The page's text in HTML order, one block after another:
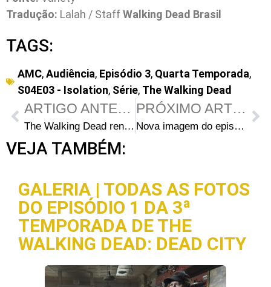
Tradução: Lalah / StaffWalking Dead Brasil
TAGS:
AMC,Audiência, Episódio 3, Quarta Temporada,
S04E03 - Isolation, Série, The Walking Dead
ARTIGO ANTERIOR
The Walking Dead renovada oficialmente para a 5ª temporada
PRÓXIMO ARTIGO
Nova imagem do episódio S04E04 “Indifference”: Daryl em busca de uma cura
VEJA TAMBÉM:
GALERIA | TODAS AS FOTOS
DO EPISÓDIO 1 DA 3ª
TEMPORADA DE THE
WALKING DEAD: DEAD CITY